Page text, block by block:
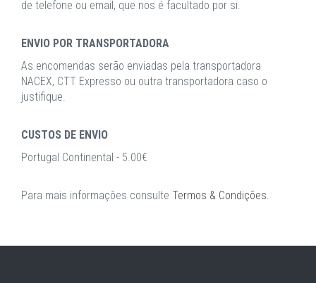
de telefone ou email, que nos é facultado por si.
ENVIO POR TRANSPORTADORA
As encomendas serão enviadas pela transportadora
NACEX, CTT Expresso ou outra transportadora caso o
justifique.
CUSTOS DE ENVIO
Portugal Continental - 5.00€
Para mais informações consulte Termos & Condições.